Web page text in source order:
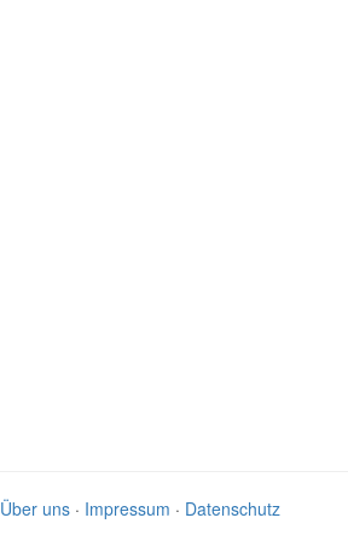
Über uns · Impressum · Datenschutz